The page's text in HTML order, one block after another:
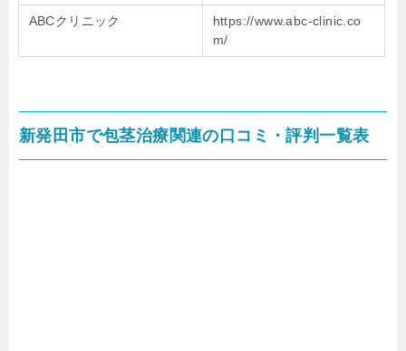
ABCクリニック
https://www.abc-clinic.co
m/
新発田市で包茎治療関連の口コミ・評判一覧表